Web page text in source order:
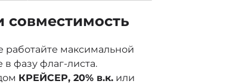
совместимость
максимальной
фазу флаг-листа.
КРЕЙСЕР, 20% в.к.или